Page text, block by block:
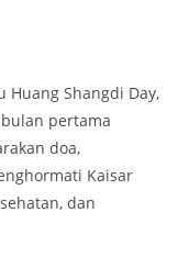
Huang Shangdi Day,
pertama
doa,
Kaisar
dan